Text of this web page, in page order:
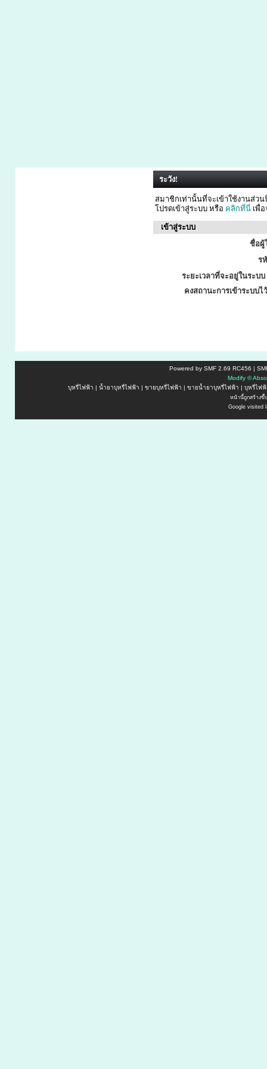
ระวัง!
สมาชิกเท่านั้นที่จะเข้าใช้งานส่วน
โปรดเข้าสู่ระบบ หรือ คลิกที่นี่ เพื่
เข้าสู่ระบบ
ชื่อผู้
ร
ระยะเวลาที่จะอยู่ในระบ
คงสถานะการเข้าระบบไ
Powered by SMF 2.69 RC456 |
Modify ©Abso
บุหรี่ไฟฟ้า | น้ำยาบุหรี่ไฟฟ้า | ขายบุหรี่ไฟฟ้า | ขายน้ำยาบุหรี่ไฟฟ้า | บุหรี่ไฟ
หน้านี้ถูกสร้างขึ้
Google visited